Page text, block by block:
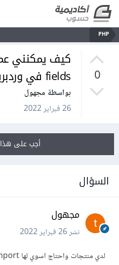
PHP
0
fields في وردبريس
بواسطة مجهول
26 فبراير 2022
أجب على
السؤال
مجهول
نشر26 فبراير 2022